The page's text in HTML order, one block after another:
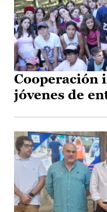
Cooperación
jóvenes de